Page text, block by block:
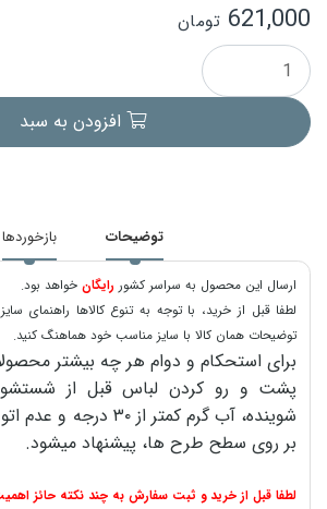
621,000 تومان
افزودن به سبد
توضیحات بازخوردها
ارسال این محصول به سراسر کشور رایگانخواهد بود.
لطفا قبل از خرید، با توجه به تنوع کالاها راهنمای
توضیحات همان کالا با سایز مناسب خود هماهنگ کنید.
برای استحکام و دوام هر چه بیشتر
پشت و رو کردن لباس قبل از شستشو،
شوینده، آب گرم کمتر از
بر روی سطح طرح ها، پیشنهاد میشود.
لطفا قبل از خرید و ثبت سفارش به چند نکته حائز